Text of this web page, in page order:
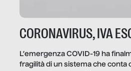
CORONAVIRUS, IVA
L’emergenza COVID-19 ha
fragilità di un sistema che conta